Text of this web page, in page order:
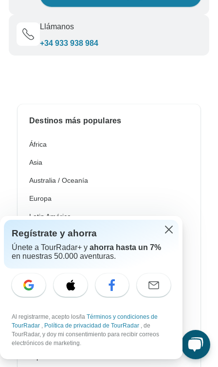
Llámanos
+34 933 938 984
Destinos más populares
África
Asia
Australia / Oceanía
Europa
Latin América
América del Sur
Egipto
Sudáfrica
China
India
Regístrate y ahorra
Únete a TourRadar+ y ahorra hasta un 7%
en nuestras 50.000 aventuras.
Al registrarme, acepto los/la Términos y condiciones de
TourRadar , Política de privacidad de TourRadar , de
TourRadar, y doy mi consentimiento para recibir correos
electrónicos de marketing.